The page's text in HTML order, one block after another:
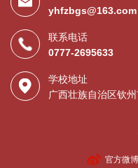
yhfzbgs@163.com
联系电话
0777-2695633
学校地址
广西壮族自治区钦
官方微博